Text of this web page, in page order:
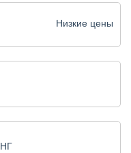
Низкие цены